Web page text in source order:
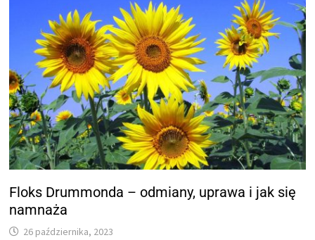
Floks Drummonda – odmiany, uprawa i jak się
namnaża
26 października, 2023